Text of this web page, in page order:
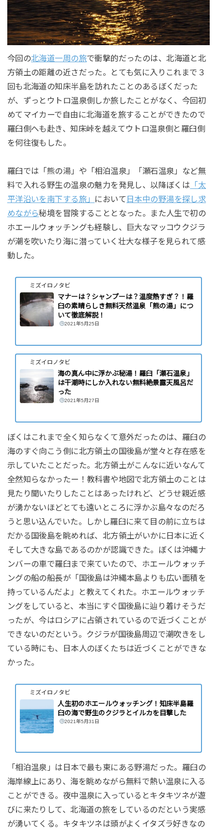
今回の北海道一周の旅で衝撃的だったのは、北海道と北
方領土の距離の近さだった。とても気に入りこれまで３
回も北海道の知床半島を訪れたことのあるぼくだった
が、ずっとウトロ温泉側しか旅したことがなく、今回初
めてマイカーで自由に北海道を旅することができたので
羅臼側へも赴き、知床峠を越えてウトロ温泉側と羅臼側
を何往復もした。
羅臼では「熊の湯」や「相泊温泉」「瀬石温泉」など無
料で入れる野生の温泉の魅力を発見し、以降ぼくは 「太
平洋沿いを南下する旅」 において 日本中の野湯を探し求
めながら秘境を冒険することとなった。また人生で初の
ホエールウォッチングも経験し、巨大なマッコウクジラ
が潮を吹いたり海に潜っていく壮大な様子を見られて感
動した。
ミズイロノタビ
マナーは？シャンプーは？温度熱すぎ？！羅
臼の素晴らしき無料天然温泉「熊の湯」につ
いて徹底解説！
2021年5月25日
ミズイロノタビ
海の真ん中に浮かぶ秘湯！羅臼「瀬石温泉」
は干潮時にしか入れない無料絶景露天風呂だ
った
2021年5月27日
ぼくはこれまで全く知らなくて意外だったのは、羅臼の
海のすぐ向こう側に北方領土の国後島が堂々と存在感を
示していたことだった。北方領土がこんなに近いなんて
全然知らなかったー！教科書や地図で北方領土のことは
見たり聞いたりしたことはあったけれど、どうせ親近感
が湧かないほどとても遠いところに浮かぶ島々なのだろ
うと思い込んでいた。しかし羅臼に来て目の前に立ちは
だかる国後島を眺めれば、北方領土がいかに日本に近く
そして大きな島であるのかが認識できた。ぼくは沖縄ナ
ンバーの車で羅臼まで来ていたので、ホエールウォッチ
ングの船の船長が「国後島は沖縄本島よりも広い面積を
持っているんだよ」と教えてくれた。ホエールウォッチ
ングをしていると、本当にすぐ国後島に辿り着けそうだ
ったが、今はロシアに占領されているので近づくことが
できないのだという。クジラが国後島周辺で潮吹きをし
ている時にも、日本人のぼくたちは近づくことができな
かった。
ミズイロノタビ
人生初のホエールウォッチング！知床半島羅
臼の海で野生のクジラとイルカを目撃した
2021年5月31日
「相泊温泉」は日本で最も東にある野湯だった。羅臼の
海岸線上にあり、海を眺めながら無料で熱い温泉に入る
ことができる。夜中温泉に入っているとキタキツネが遊
びに来たりして、北海道の旅をしているのだという実感
が湧いてくる。キタキツネは頭がよくイタズラ好きなの